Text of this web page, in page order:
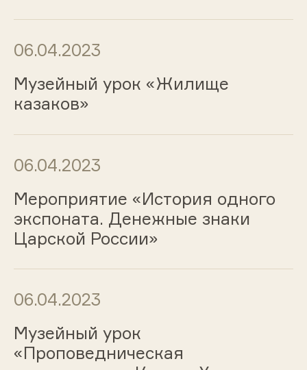
06.04.2023
Музейный урок «Жилище
казаков»
06.04.2023
Мероприятие «История одного
экспоната. Денежные знаки
Царской России»
06.04.2023
Музейный урок
«Проповедническая